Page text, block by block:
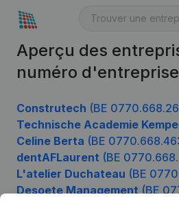
Aperçu des
numéro
Construtech (BE
Technische Academie
Celine Berta (BE
dentAFLaurent (BE
L'atelier Duchateau (BE
Desoete Management(BE